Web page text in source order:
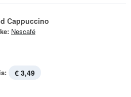
Cappuccino
Nescafé
€ 3,49